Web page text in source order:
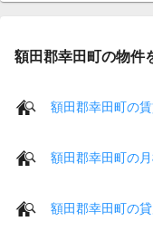
額田郡幸田町の物件
額田郡幸田町の
額田郡幸田町の
額田郡幸田町の